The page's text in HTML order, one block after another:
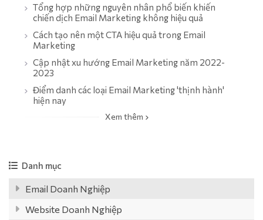
Tổng hợp những nguyên nhân phổ biến khiến
chiến dịch Email Marketing không hiệu quả
Cách tạo nên một CTA hiệu quả trong Email
Marketing
Cập nhật xu hướng Email Marketing năm 2022-
2023
Điểm danh các loại Email Marketing 'thịnh hành'
hiện nay
Xem thêm
Danh mục
Email Doanh Nghiệp
Website Doanh Nghiệp